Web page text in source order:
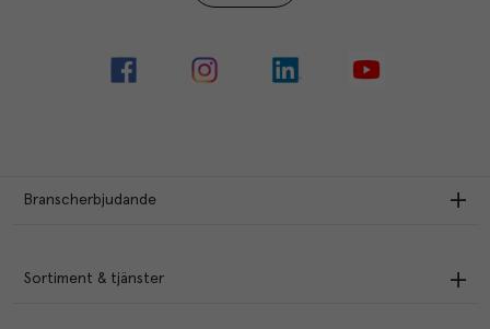
Branscherbjudande
Sortiment & tjänster